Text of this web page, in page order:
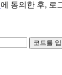
에 동의한 후, 로
코드를